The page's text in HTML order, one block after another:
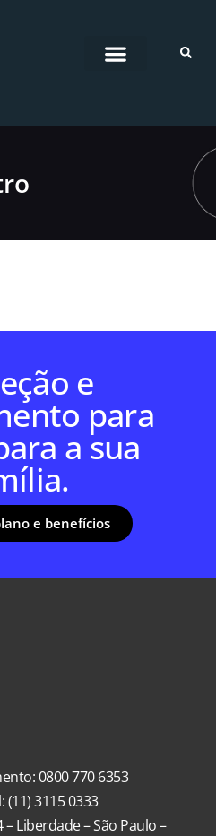
e
para
a sua
e benefícios
0800 770 6353
(11) 3115 0333
– Liberdade – São Paulo –